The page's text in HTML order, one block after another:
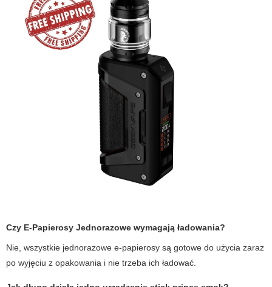
Czy E-Papierosy Jednorazowe wymagają ładowania?
Nie, wszystkie jednorazowe e-papierosy są gotowe do użycia zaraz
po wyjęciu z opakowania i nie trzeba ich ładować.